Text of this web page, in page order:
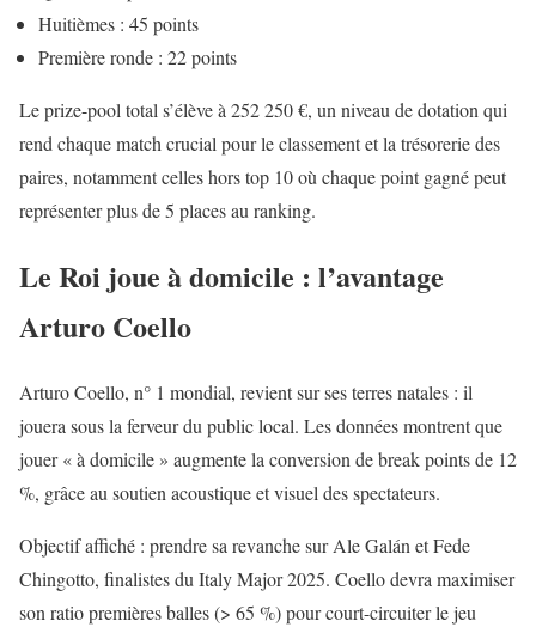
Huitièmes : 45 points
Première ronde : 22 points
Le prize-pool total s’élève à 252 250 €, un niveau de dotation qui
rend chaque match crucial pour le classement et la trésorerie des
paires, notamment celles hors top 10 où chaque point gagné peut
représenter plus de 5 places au ranking.
Le Roi joue à domicile : l’avantage
Arturo Coello
Arturo Coello, n° 1 mondial, revient sur ses terres natales : il
jouera sous la ferveur du public local. Les données montrent que
jouer « à domicile » augmente la conversion de break points de 12
%, grâce au soutien acoustique et visuel des spectateurs.
Objectif affiché : prendre sa revanche sur Ale Galán et Fede
Chingotto, finalistes du Italy Major 2025. Coello devra maximiser
son ratio premières balles (> 65 %) pour court-circuiter le jeu